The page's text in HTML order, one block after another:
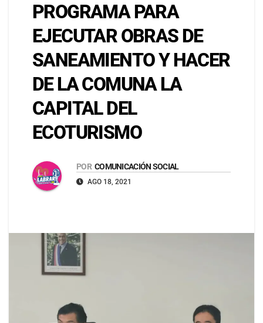
PROGRAMA PARA
EJECUTAR OBRAS DE
SANEAMIENTO Y HACER
DE LA COMUNA LA
CAPITAL DEL
ECOTURISMO
POR COMUNICACIÓN SOCIAL
AGO 18, 2021